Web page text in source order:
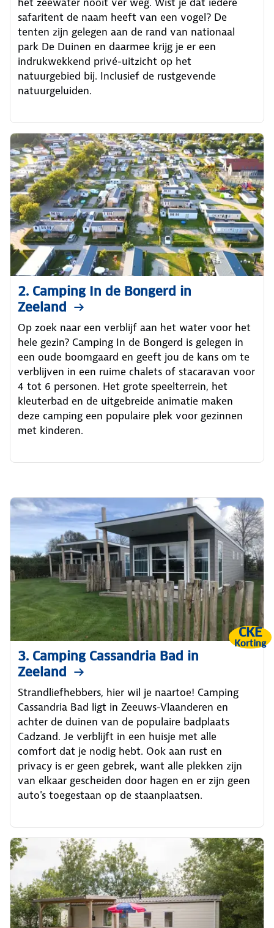
safaritent de naam heeft van een vogel? De
tenten zijn gelegen aan de rand van nationaal
park De Duinen en daarmee krijg je er een
indrukwekkend privé-uitzicht op het
natuurgebied bij. Inclusief de rustgevende
natuurgeluiden.
2. Camping In de Bongerd in
Zeeland
Op zoek naar een verblijf aan het water voor het
hele gezin? Camping In de Bongerd is gelegen in
een oude boomgaard en geeft jou de kans om te
verblijven in een ruime chalets of stacaravan voor
4 tot 6 personen. Het grote speelterrein, het
kleuterbad en de uitgebreide animatie maken
deze camping een populaire plek voor gezinnen
met kinderen.
CKE
Korting
3. Camping Cassandria Bad in
Zeeland
Strandliefhebbers, hier wil je naartoe! Camping
Cassandria Bad ligt in Zeeuws-Vlaanderen en
achter de duinen van de populaire badplaats
Cadzand. Je verblijft in een huisje met alle
comfort dat je nodig hebt. Ook aan rust en
privacy is er geen gebrek, want alle plekken zijn
van elkaar gescheiden door hagen en er zijn geen
auto's toegestaan op de staanplaatsen.